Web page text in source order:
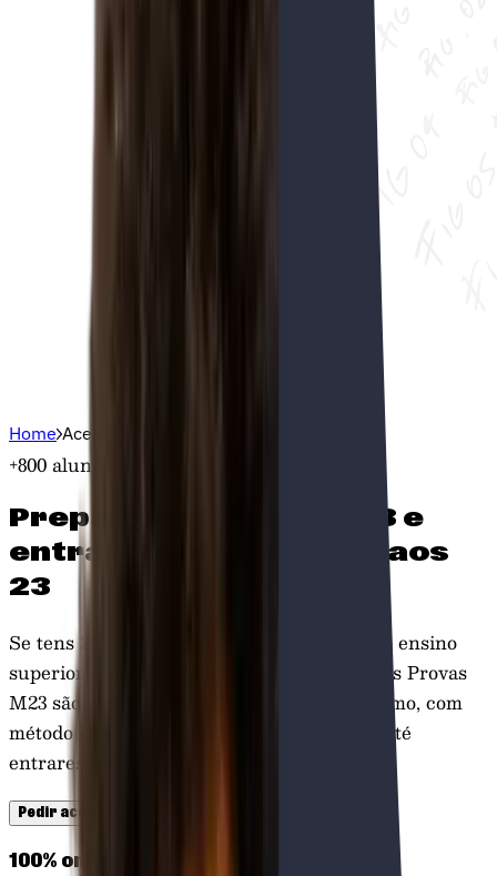
Home Acesso M23
+800 alunos
Prepara as Provas M23 e
entra na universidade aos
23
Se tens 23 anos ou mais e queres aceder ao ensino
superior sem ter terminado o secundário, as Provas
M23 são a tua via. Preparamos-te ao teu ritmo, com
método claro e acompanhamento próximo até
entrares no curso que escolheste.
Pedir aconselhamento
100% online